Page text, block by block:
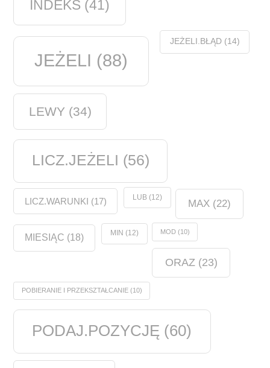
INDEKS (41)
JEŻELI (88)
JEŻELI.BŁĄD(14)
LEWY (34)
LICZ.JEŻELI (56)
LICZ.WARUNKI (17) LUB(12)
MAX(22)
MIESIĄC (18) MIN (12) MOD(10)
ORAZ (23)
POBIERANIE I PRZEKSZTAŁCANIE(10)
PODAJ.POZYCJĘ (60)